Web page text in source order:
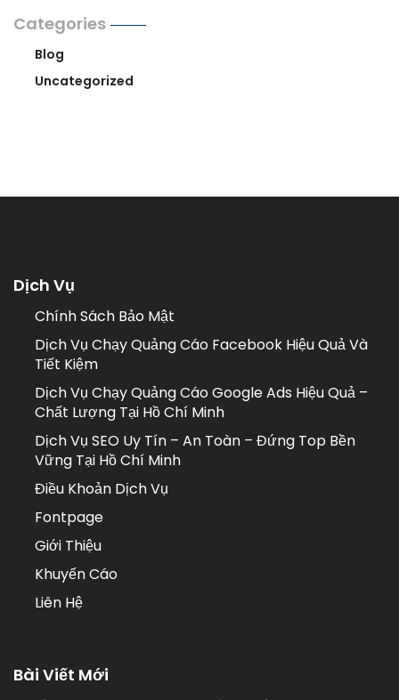
Categories
Blog
Uncategorized
Dịch Vụ
Chính Sách Bảo Mật
Dịch Vụ Chạy Quảng Cáo Facebook Hiệu Quả Và
Tiết Kiệm
Dịch Vụ Chạy Quảng Cáo Google Ads Hiệu Quả –
Chất Lượng Tại Hồ Chí Minh
Dịch Vụ SEO Uy Tín – An Toàn – Đứng Top Bền
Vững Tại Hồ Chí Minh
Điều Khoản Dịch Vụ
Fontpage
Giới Thiệu
Khuyến Cáo
Liên Hệ
Bài Viết Mới